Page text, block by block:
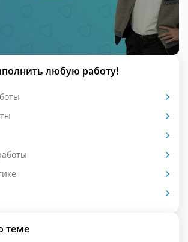
любую работу!
теме